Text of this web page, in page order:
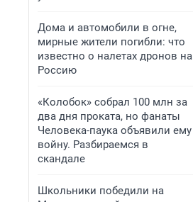
Дома и автомобили в огне,
мирные жители погибли: что
известно о налетах дронов на
Россию
«Колобок» собрал 100 млн за
два дня проката, но фанаты
Человека-паука объявили ему
войну. Разбираемся в
скандале
Школьники победили на